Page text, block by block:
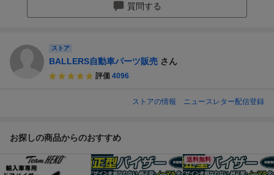
質問する
ストア
BALLERS自動車パーツ販売 さん
評価 4096
ストアの情報 ニュースレター配信登録
お探しの商品からのおすすめ
送料無料